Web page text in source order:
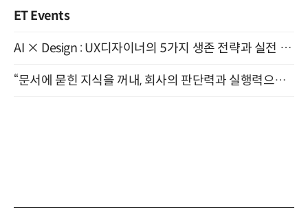
ET Events
AI × Design : UX디자이너의 5가지 생존 전략과 실전 대응 8월 28일 개최
“문서에 묻힌 지식을 꺼내, 회사의 판단력과 실행력으로 바꾸다” (8/20)